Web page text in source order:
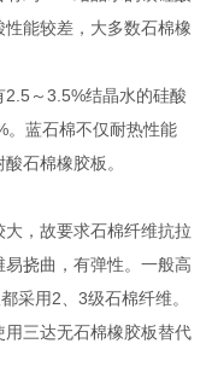
能较差，大多数石棉橡
～3.5%结晶水的硅酸
。蓝石棉不仅耐热性能
石棉橡胶板。
，故要求石棉纤维抗拉
挠曲，有弹性。一般高
采用2、3级石棉纤维。
三达无石棉橡胶板替代